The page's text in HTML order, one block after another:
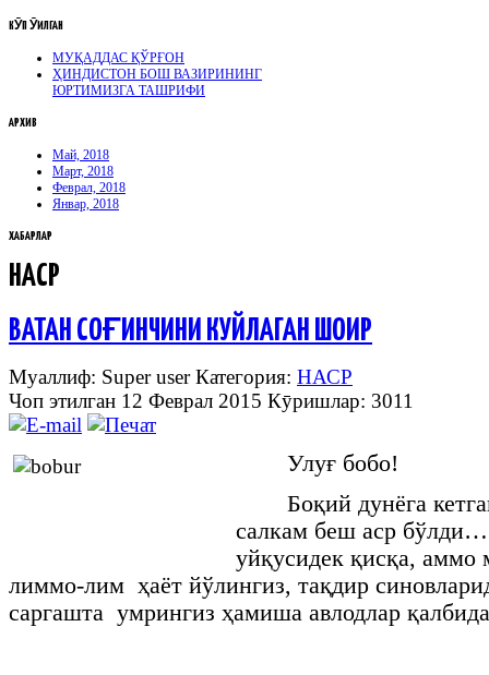
КӮП ӮҚИЛГАН
МУҚАДДАС ҚЎРҒОН
ҲИНДИСТОН БОШ ВАЗИРИНИНГ
ЮРТИМИЗГА ТАШРИФИ
АРХИВ
Май, 2018
Март, 2018
Феврал, 2018
Январ, 2018
ХАБАРЛАР
НАСР
ВАТАН СОҒИНЧИНИ КУЙЛАГАН ШОИР
Муаллиф: Super userКатегория: НАСР
Чоп этилган 12 Феврал 2015 Кӯришлар: 3011
Улуғ бобо!
Боқий дунёга
салкам беш аср
уйқусидек қисқа, аммо
лиммо-лим ҳаёт йўлингиз, тақдир
саргашта умрингиз ҳамиша авлодлар